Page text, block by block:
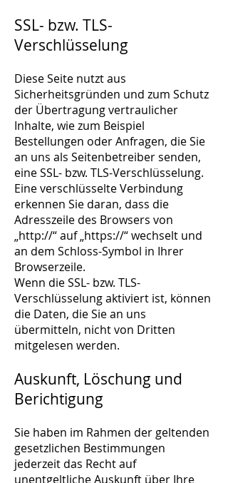
SSL- bzw. TLS-
Verschlüsselung
Diese Seite nutzt aus
Sicherheitsgründen und zum Schutz
der Übertragung vertraulicher
Inhalte, wie zum Beispiel
Bestellungen oder Anfragen, die Sie
an uns als Seitenbetreiber senden,
eine SSL- bzw. TLS-Verschlüsselung.
Eine verschlüsselte Verbindung
erkennen Sie daran, dass die
Adresszeile des Browsers von
„http://“ auf „https://“ wechselt und
an dem Schloss-Symbol in Ihrer
Browserzeile.
Wenn die SSL- bzw. TLS-
Verschlüsselung aktiviert ist, können
die Daten, die Sie an uns
übermitteln, nicht von Dritten
mitgelesen werden.
Auskunft, Löschung und
Berichtigung
Sie haben im Rahmen der geltenden
gesetzlichen Bestimmungen
jederzeit das Recht auf
unentgeltliche Auskunft über Ihre